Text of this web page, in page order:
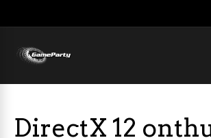
DirectX 12